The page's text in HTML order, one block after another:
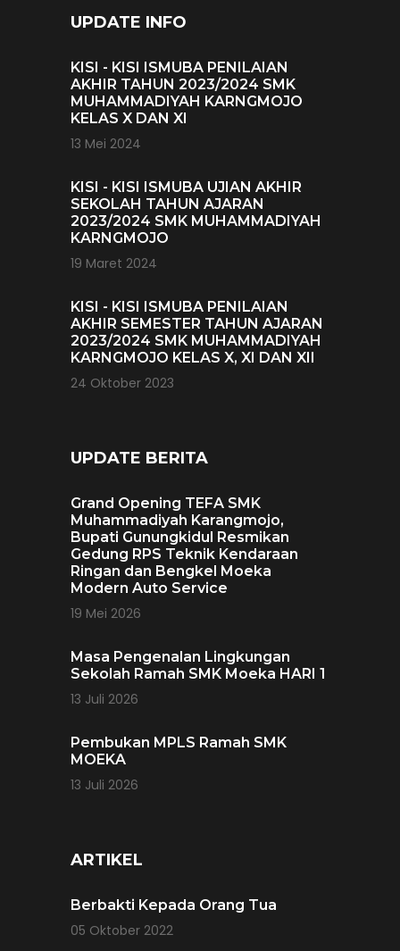
UPDATE INFO
KISI - KISI ISMUBA PENILAIAN
AKHIR TAHUN 2023/2024 SMK
MUHAMMADIYAH KARNGMOJO
KELAS X DAN XI
13 Mei 2024
KISI - KISI ISMUBA UJIAN AKHIR
SEKOLAH TAHUN AJARAN
2023/2024 SMK MUHAMMADIYAH
KARNGMOJO
19 Maret 2024
KISI - KISI ISMUBA PENILAIAN
AKHIR SEMESTER TAHUN AJARAN
2023/2024 SMK MUHAMMADIYAH
KARNGMOJO KELAS X, XI DAN XII
24 Oktober 2023
UPDATE BERITA
Grand Opening TEFA SMK
Muhammadiyah Karangmojo,
Bupati Gunungkidul Resmikan
Gedung RPS Teknik Kendaraan
Ringan dan Bengkel Moeka
Modern Auto Service
19 Mei 2026
Masa Pengenalan Lingkungan
Sekolah Ramah SMK Moeka HARI 1
13 Juli 2026
Pembukan MPLS Ramah SMK
MOEKA
13 Juli 2026
ARTIKEL
Berbakti Kepada Orang Tua
05 Oktober 2022